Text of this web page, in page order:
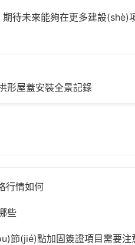
待未來能夠在更多建設(shè)
形屋蓋安裝全景記錄
行情如何
些
節(jié)點加固簽證項目需要注